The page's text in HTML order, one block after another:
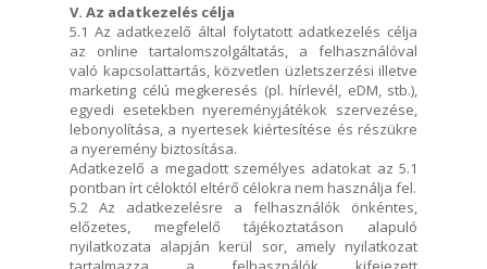
V. Az adatkezelés célja
5.1 Az adatkezelő által folytatott adatkezelés célja
az online tartalomszolgáltatás, a felhasználóval
való kapcsolattartás, közvetlen üzletszerzési illetve
marketing célú megkeresés (pl. hírlevél, eDM, stb.),
egyedi esetekben nyereményjátékok szervezése,
lebonyolítása, a nyertesek kiértesítése és részükre
a nyeremény biztosítása.
Adatkezelő a megadott személyes adatokat az 5.1
pontban írt céloktól eltérő célokra nem használja fel.
5.2 Az adatkezelésre a felhasználók önkéntes,
előzetes, megfelelő tájékoztatáson alapuló
nyilatkozata alapján kerül sor, amely nyilatkozat